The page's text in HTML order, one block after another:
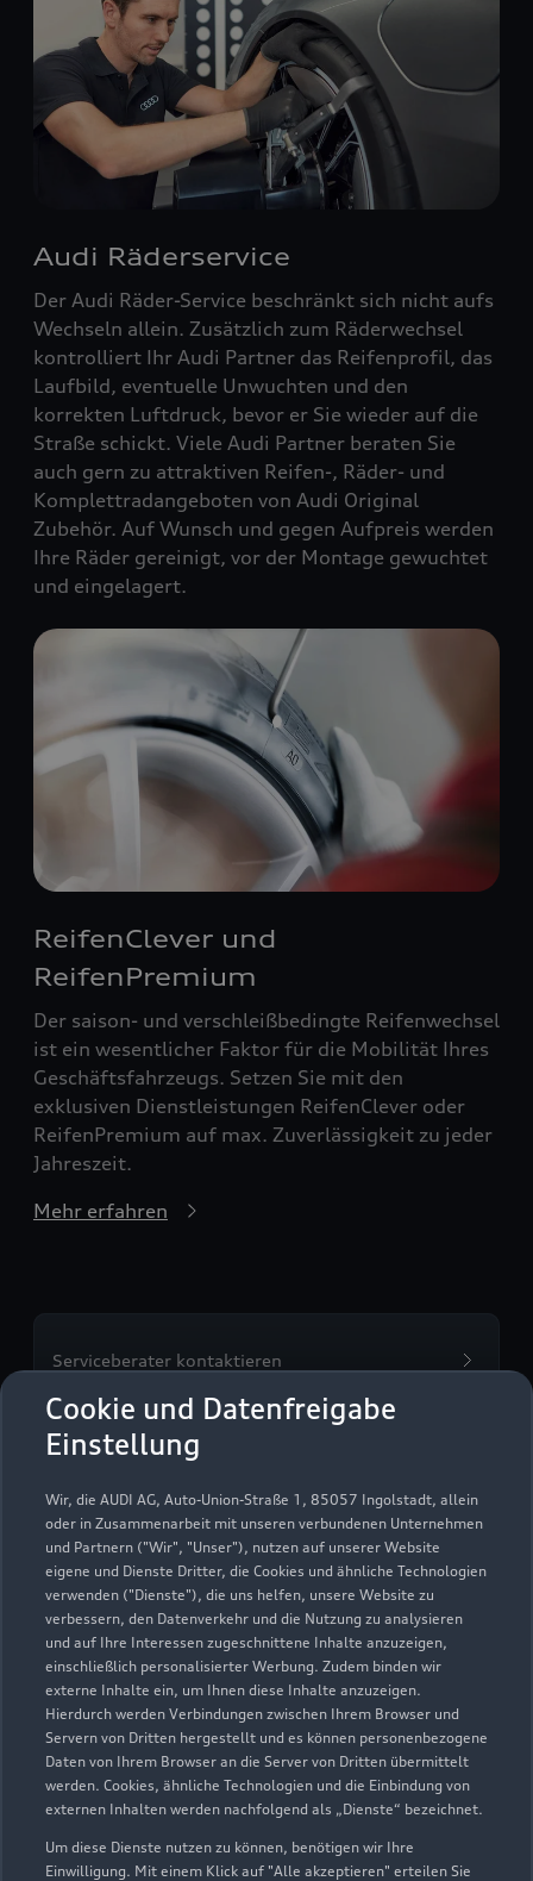
Cookie und Datenfreigabe
Einstellung
Wir, die AUDI AG, Auto-Union-Straße 1, 85057 Ingolstadt, allein
oder in Zusammenarbeit mit unseren verbundenen Unternehmen
und Partnern ("Wir", "Unser"), nutzen auf unserer Website
eigene und Dienste Dritter, die Cookies und ähnliche Technologien
verwenden ("Dienste"), die uns helfen, unsere Website zu
verbessern, den Datenverkehr und die Nutzung zu analysieren
und auf Ihre Interessen zugeschnittene Inhalte anzuzeigen,
einschließlich personalisierter Werbung. Zudem binden wir
externe Inhalte ein, um Ihnen diese Inhalte anzuzeigen.
Hierdurch werden Verbindungen zwischen Ihrem Browser und
Servern von Dritten hergestellt und es können personenbezogene
Daten von Ihrem Browser an die Server von Dritten übermittelt
werden. Cookies, ähnliche Technologien und die Einbindung von
externen Inhalten werden nachfolgend als „Dienste“ bezeichnet.
Um diese Dienste nutzen zu können, benötigen wir Ihre
Einwilligung. Mit einem Klick auf "Alle akzeptieren" erteilen Sie
Audi Räderservice
Der Audi Räder-Service beschränkt sich nicht aufs
Wechseln allein. Zusätzlich zum Räderwechsel
kontrolliert Ihr Audi Partner das Reifenprofil, das
Laufbild, eventuelle Unwuchten und den
korrekten Luftdruck, bevor er Sie wieder auf die
Straße schickt. Viele Audi Partner beraten Sie
auch gern zu attraktiven Reifen-, Räder- und
Komplettradangeboten von Audi Original
Zubehör. Auf Wunsch und gegen Aufpreis werden
Ihre Räder gereinigt, vor der Montage gewuchtet
und eingelagert.
ReifenClever und
ReifenPremium
Der saison- und verschleißbedingte Reifenwechsel
ist ein wesentlicher Faktor für die Mobilität Ihres
Geschäftsfahrzeugs. Setzen Sie mit den
exklusiven Dienstleistungen ReifenClever oder
ReifenPremium auf max. Zuverlässigkeit zu jeder
Jahreszeit.
Mehr erfahren
Serviceberater kontaktieren